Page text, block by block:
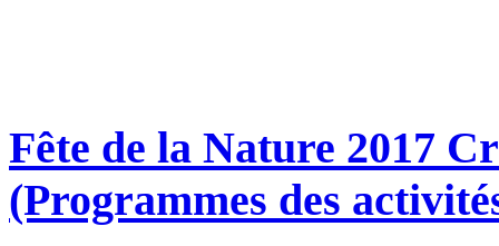
Fête de la Nature 2017
(Programmes des